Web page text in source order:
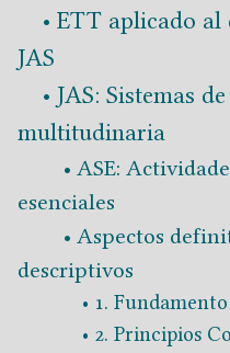
ETT aplicado al
JAS
JAS: Sistemas
multitudinaria
ASE:
esenciales
Aspectos
descriptivos
1.
2. Principios
Volver a
Continuar a: